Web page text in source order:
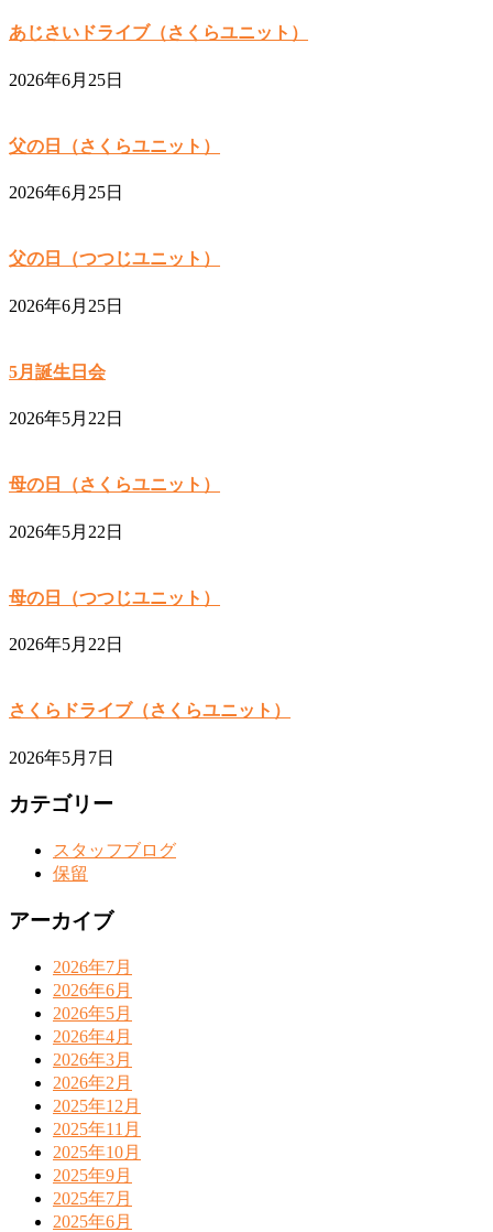
あじさいドライブ（さくらユニット）
2026年6月25日
父の日（さくらユニット）
2026年6月25日
父の日（つつじユニット）
2026年6月25日
5月誕生日会
2026年5月22日
母の日（さくらユニット）
2026年5月22日
母の日（つつじユニット）
2026年5月22日
さくらドライブ（さくらユニット）
2026年5月7日
カテゴリー
スタッフブログ
保留
アーカイブ
2026年7月
2026年6月
2026年5月
2026年4月
2026年3月
2026年2月
2025年12月
2025年11月
2025年10月
2025年9月
2025年7月
2025年6月